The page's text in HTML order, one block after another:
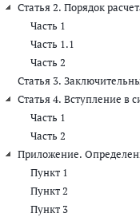
Статья 2. Порядок
Часть 1
Часть 1.1
Часть 2
Статья 3.
Статья 4. Вступление в
Часть 1
Часть 2
Приложение.
Пункт 1
Пункт 2
Пункт 3